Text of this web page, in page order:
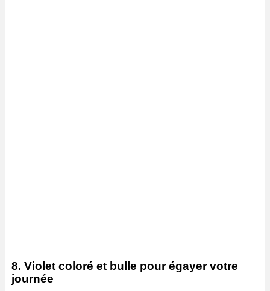
8. Violet coloré et bulle pour égayer votre
journée